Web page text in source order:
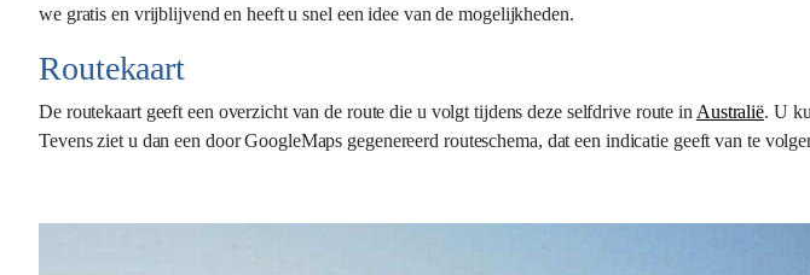
we gratis en vrijblijvend en heeft u snel een idee van de mogelijkheden.
Routekaart
De routekaart geeft een overzicht van de route die u volgt tijdens deze selfdrive route in Australië. U
Tevens ziet u dan een door GoogleMaps gegenereerd routeschema, dat een indicatie geeft van te